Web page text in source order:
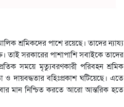
শ্রমিকদের পাশে রয়েছে। তাদের ন্যায্য
তাই সরকারের পাশাপাশি সবাইকে তাদের
সময়ে মৃত্যুবরণকারী পরিবহন শ্রমিক
ও দায়বদ্ধতার বহিঃপ্রকাশ ঘটিয়েছে। এতে
মান নিশ্চিত করতে আরো আন্তরিক হতে